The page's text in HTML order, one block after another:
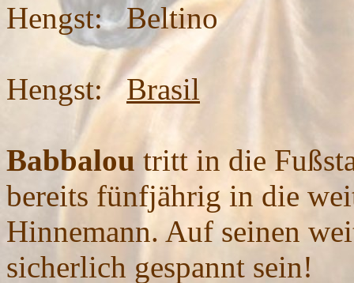
Hengst: Beltino
-
Hengst:Brasil
Babbalou tritt in die
bereits fünfjährig in die
Hinnemann. Auf seinen
sicherlich gespannt sein!